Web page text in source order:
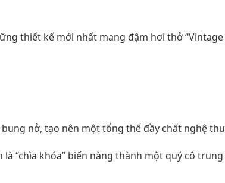
thiết kế mới nhất mang đậm hơi thở “Vintage
nở, tạo nên một tổng thể đầy chất nghệ
“chìa khóa” biến nàng thành một quý cô